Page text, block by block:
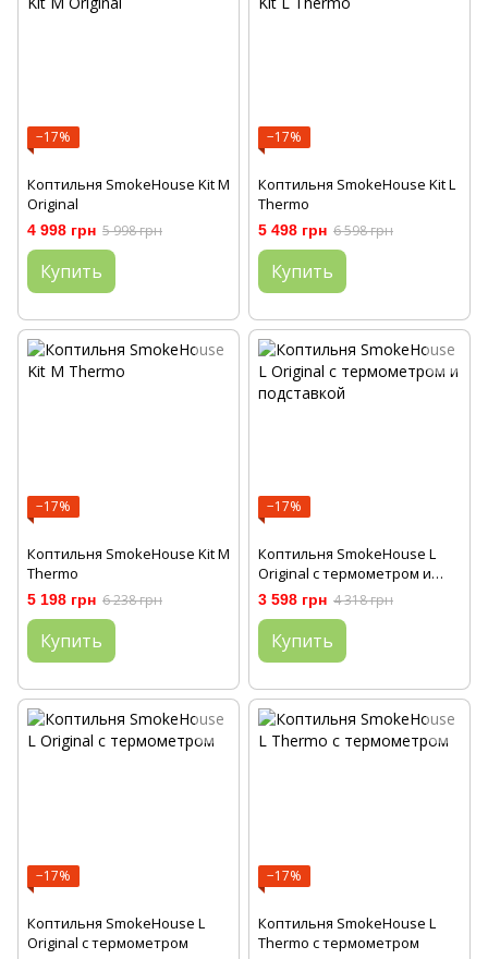
−17%
Коптильня SmokeHouse Kit M
Original
4 998 грн 5 998 грн
Купить
−17%
Коптильня SmokeHouse Kit L
Thermo
5 498 грн 6 598 грн
Купить
−17%
Коптильня SmokeHouse Kit M
Thermo
5 198 грн 6 238 грн
Купить
−17%
Коптильня SmokeHouse L
Original с термометром и
подставкой
3 598 грн 4 318 грн
Купить
−17%
Коптильня SmokeHouse L
Original с термометром
−17%
Коптильня SmokeHouse L
Thermo с термометром